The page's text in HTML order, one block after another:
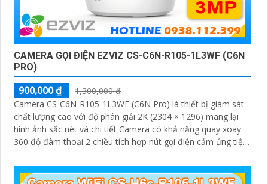
CAMERA GỌI ĐIỆN EZVIZ CS-C6N-R105-1L3WF (C6N
PRO)
900,000 ₫
1,300,000 ₫
Camera CS-C6N-R105-1L3WF (C6N Pro) là thiết bị giám sát
chất lượng cao với độ phân giải 2K (2304 × 1296) mang lại
hình ảnh sắc nét và chi tiết Camera có khả năng quay xoay
360 độ đàm thoại 2 chiều tích hợp nút gọi điện cảm ứng tiện
được trang bị công nghệ phát hiện chuyển động thông minh
tăng cường an ninh cho không gian của bạn. Loại Camera